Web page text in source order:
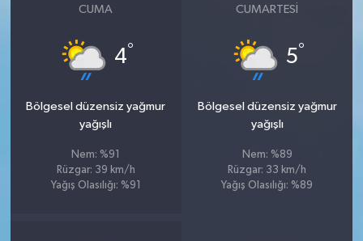
CUMA
4°
Bölgesel düzensiz yağmur
yağışlı
Nem: %91
Rüzgar: 39 km/h
Yağış Olasılığı: %91
CUMARTESI
5°
Bölgesel düzensiz yağmur
yağışlı
Nem: %89
Rüzgar: 33 km/h
Yağış Olasılığı: %89